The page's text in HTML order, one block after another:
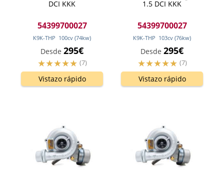
DCI KKK
54399700027
K9K-THP 100cv (74kw)
Desde 295€
(7)
Vistazo rápido
1.5 DCI KKK
54399700027
K9K-THP 103cv (76kw)
Desde 295€
(7)
Vistazo rápido